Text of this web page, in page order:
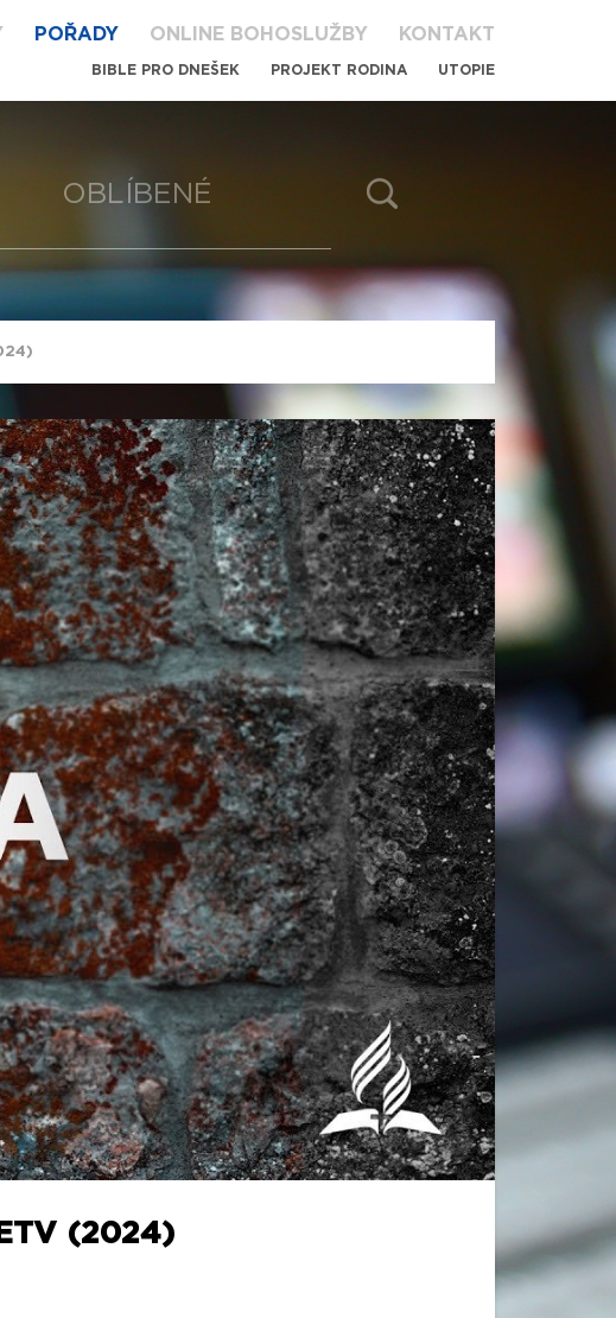
POŘADY ONLINE BOHOSLUŽBY KONTAKT
BIBLE PRO DNEŠEK PROJEKT RODINA UTOPIE
OBLÍBENÉ
(2024)